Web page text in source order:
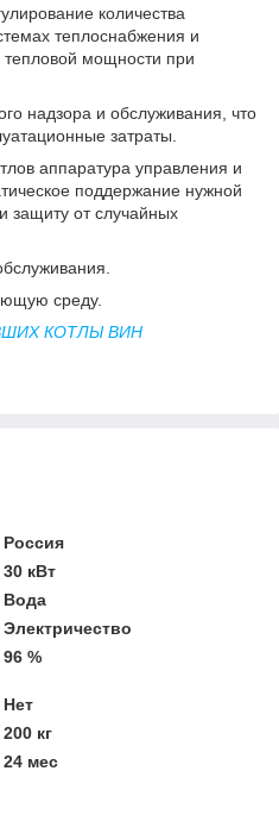
количества
теплоснабжения и
мощности при
надзора и обслуживания, что
затраты.
аппаратура управления и
поддержание нужной
защиту от случайных
среду.
КОТЛЫ ВИН
Россия
30 кВт
Вода
Электричество
96 %
Нет
200 кг
24 мес